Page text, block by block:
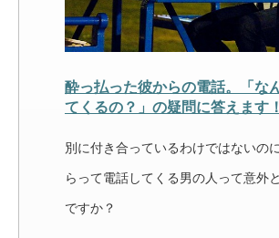
酔っ払った彼からの電話。「な
てくるの？」の疑問に答えます！
別に付き合っているわけではないの
らって電話してくる男の人って意外
ですか？